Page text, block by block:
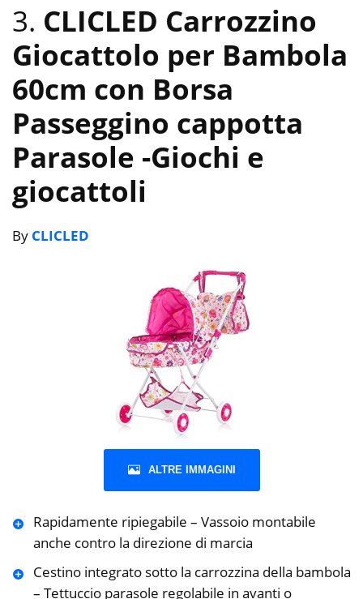
3. CLICLED Carrozzino
Giocattolo per Bambola
60cm con Borsa
Passeggino cappotta
Parasole -Giochi e
giocattoli
By CLICLED
ALTRE IMMAGINI
Rapidamente ripiegabile – Vassoio montabile
anche contro la direzione di marcia
Cestino integrato sotto la carrozzina della bambola
– Tettuccio parasole regolabile in avanti o